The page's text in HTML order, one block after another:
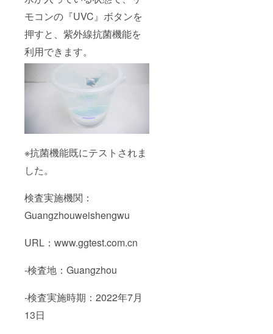
モコンの『UVC』ボタンを
押すと、紫外線抗菌機能を
利用できます。
※抗菌機能既にテストされま
した。
検査実施機関：
Guangzhouweishengwu
URL：www.ggtest.com.cn
-検査地：Guangzhou
-検査実施時期：2022年7月
13日